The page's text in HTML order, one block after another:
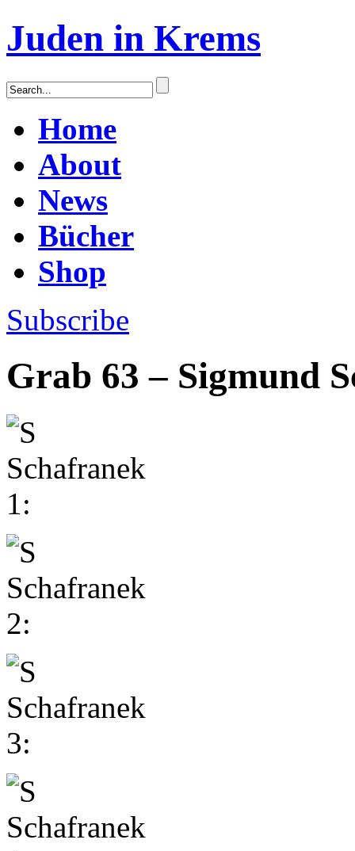
Juden in Krems
Home
About
News
Bücher
Shop
Subscribe
Grab 63 – Sigmund